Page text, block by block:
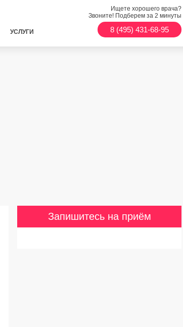
Ищете хорошего врача?
Звоните! Подберем за 2 минуты
8 (495) 431-68-95
УСЛУГИ
Запишитесь на приём